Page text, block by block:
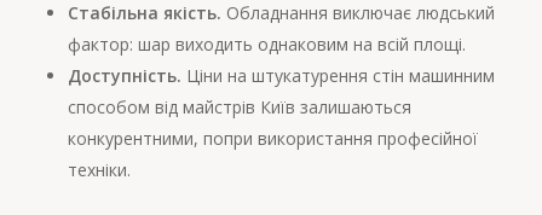
Стабільна якість. Обладнання виключає людський
фактор: шар виходить однаковим на всій площі.
Доступність. Ціни на штукатурення стін машинним
способом від майстрів Київ залишаються
конкурентними, попри використання професійної
техніки.